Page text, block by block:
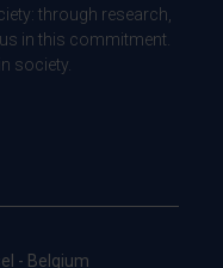
through research,
in this commitment.
society.
- Belgium